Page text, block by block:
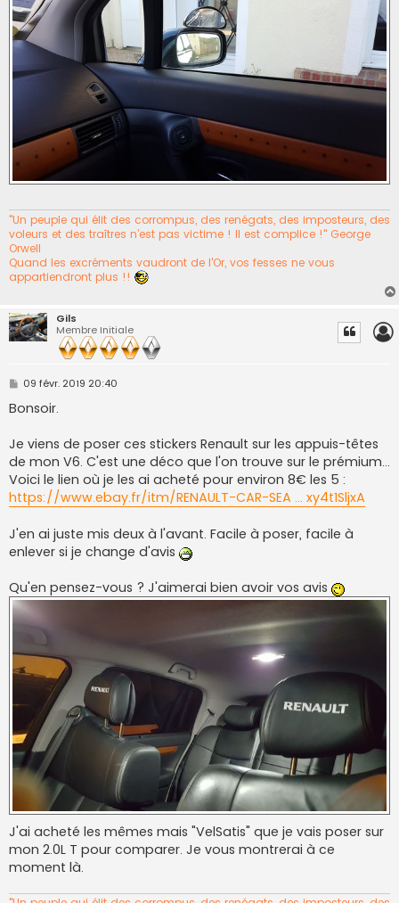
"Un peuple qui élit des corrompus, des renégats, des imposteurs, des
voleurs et des traîtres n’est pas victime ! Il est complice !" George
Orwell
Quand les excréments vaudront de l'Or, vos fesses ne vous
appartiendront plus !!
Gils
Membre Initiale
M
s
s
g
e
09 févr. 2019 20:40
Bonsoir.
Je viens de poser ces stickers Renault sur les appuis-têtes
de mon V6. C'est une déco que l'on trouve sur le prémium...
Voici le lien où je les ai acheté pour environ 8€ les 5 :
https://www.ebay.fr/itm/RENAULT-CAR-SEA ... xy4t1SljxA
J'en ai juste mis deux à l'avant. Facile à poser, facile à
enlever si je change d'avis
Qu'en pensez-vous ? J'aimerai bien avoir vos avis
J'ai acheté les mêmes mais "VelSatis" que je vais poser sur
mon 2.0L T pour comparer. Je vous montrerai à ce
moment là.